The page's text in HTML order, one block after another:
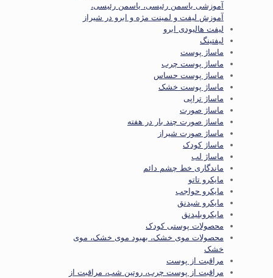
آموزشی یاسمن رئیسی، یاسمن رئیسی،
آموزش لیفت و لمینت مژه و ابرو در شیراز
لیفت هالیودی ابرو
لیفتینگ
ماساژ پوست
ماساژ پوست چرب
ماساژ پوست حساس
ماساژ پوست خشک
ماساژ تراپی
ماساژ صورت
ماساژ صورت چند بار در هفته
ماساژ صورت شیراز
ماساژ کودک
ماساژ لب
ماندگاری خط چشم دائم
مایکرو تاتو
مایکرو حواجب
مایکرو شیدنق
مایکروبلیدنق
محصولات پوستی کودک
محصولات موی خشک، بهبود موی خشک، موی
خشک
مراقبت از پوست
مراقبت از پوست چرب، روتین شب، مراقبت از